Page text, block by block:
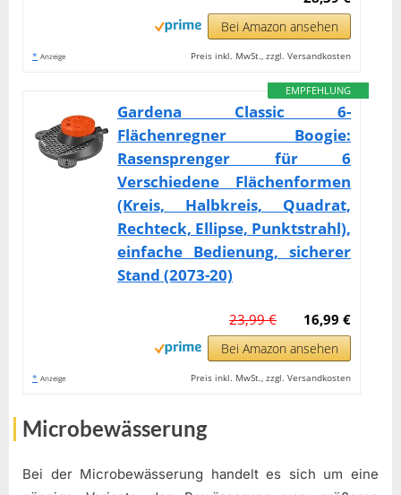
Bei Amazon ansehen
* Anzeige Preis inkl. MwSt., zzgl. Versandkosten
EMPFEHLUNG
Gardena Classic 6-
Flächenregner Boogie:
Rasensprenger für 6
Verschiedene Flächenformen
(Kreis, Halbkreis, Quadrat,
Rechteck, Ellipse, Punktstrahl),
einfache Bedienung, sicherer
Stand (2073-20)
16,99 €
23,99 €
Bei Amazon ansehen
* Anzeige Preis inkl. MwSt., zzgl. Versandkosten
Microbewässerung
Bei der Microbewässerung handelt es sich um eine